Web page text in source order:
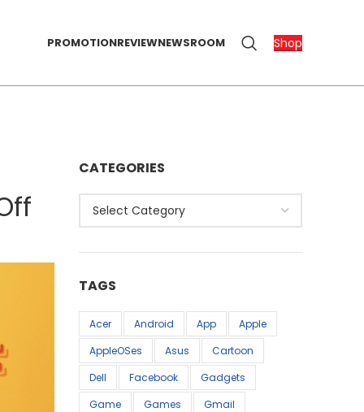
PROMOTIONREVIEWNEWSROOM Shop
CATEGORIES
Categories
TAGS
Acer Android App
Apple
AppleOSes
Asus
Cartoon
Dell
Facebook
Gadgets
Game
Games
Gmail